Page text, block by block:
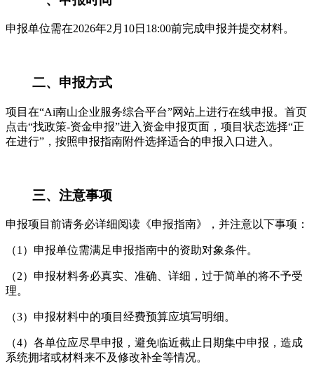
申报单位需在2026年2月10日18:00前完成申报并提交材料。
二、申报方式
项目在“Ai南山企业服务综合平台”网站上进行在线申报。首页
点击“找政策-资金申报”进入资金申报页面，项目状态选择“正
在进行”，按照申报指南附件选择适合的申报入口进入。
三、注意事项
申报项目前请务必详细阅读《申报指南》，并注意以下事项：
（1）申报单位需满足申报指南中的资助对象条件。
（2）申报材料务必真实、准确、详细，过于简单的将不予受
理。
（3）申报材料中的项目经费预算应填写明细。
（4）各单位应尽早申报，避免临近截止日期集中申报，造成
系统拥堵或材料来不及修改补全等情况。